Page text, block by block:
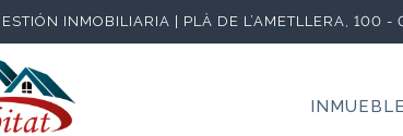
INMOBILIARIA | PLÀ DE L’AMETLLERA, 100